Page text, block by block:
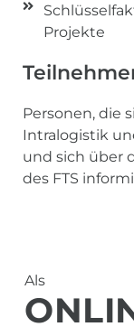
Projekte
Personen, die
Intralogistik
und sich über
des FTS
Als